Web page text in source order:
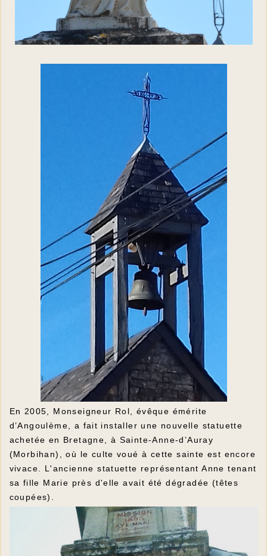
En 2005, Monseigneur Rol, évêque émérite
d’Angoulème, a fait installer une nouvelle statuette
achetée en Bretagne, à Sainte-Anne-d’Auray
(Morbihan), où le culte voué à cette sainte est encore
vivace. L'ancienne statuette représentant Anne tenant
sa fille Marie près d'elle avait été dégradée (têtes
coupées).